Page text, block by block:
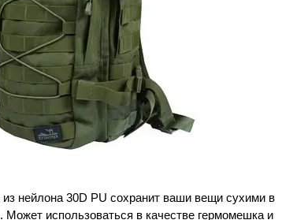
из нейлона 30D PU сохранит ваши вещи сухими в
Может использоваться в качестве гермомешка и